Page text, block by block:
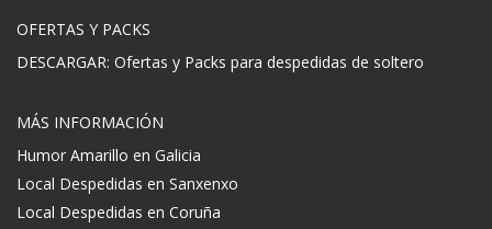
OFERTAS Y PACKS
DESCARGAR: Ofertas y Packs para despedidas de soltero
MÁS INFORMACIÓN
Humor Amarillo en Galicia
Local Despedidas en Sanxenxo
Local Despedidas en Coruña